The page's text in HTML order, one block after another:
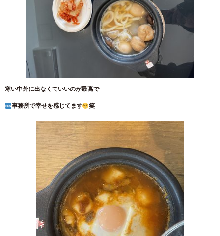
寒い中外に出なくていいのが最高で
事務所で幸せを感じてます
笑